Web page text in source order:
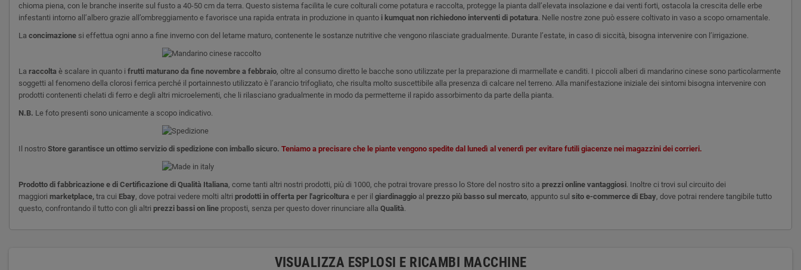
chioma piena, con le branche inserite sul fusto a 40-50 cm da terra. Questo sistema facilita le cure colturali come potatura e raccolta, protegge la pianta dall’elevata insolazione e dai venti forti, ostacola la crescita delle erbe
infestanti intorno all’albero grazie all’ombreggiamento e favorisce una rapida entrata in produzione in quanto i kumquat non richiedono interventi di potatura . Nelle nostre zone può essere coltivato in vaso a scopo ornamentale.
La concimazione si effettua ogni anno a fine inverno con del letame maturo, contenente le sostanze nutritive che vengono rilasciate gradualmente. Durante l’estate, in caso di siccità, bisogna intervenire con l’irrigazione.
La raccolta è scalare in quanto i frutti maturano da fine novembre a febbraio, oltre al consumo diretto le bacche sono utilizzate per la preparazione di marmellate e canditi. I piccoli alberi di mandarino cinese sono particolarmente
soggetti al fenomeno della clorosi ferrica perché il portainnesto utilizzato è l’arancio trifogliato, che risulta molto suscettibile alla presenza di calcare nel terreno. Alla manifestazione iniziale dei sintomi bisogna intervenire con
prodotti contenenti chelati di ferro e degli altri microelementi, che li rilasciano gradualmente in modo da permetterne il rapido assorbimento da parte della pianta.
N.B. Le foto presenti sono unicamente a scopo indicativo.
Il nostro Store garantisce un ottimo servizio di spedizione con imballo sicuro. Teniamo a precisare che le piante vengono spedite dal lunedì al venerdì per evitare futili giacenze nei magazzini dei corrieri.
Prodotto di fabbricazione e di Certificazione di Qualità Italiana, come tanti altri nostri prodotti, più di 1000, che potrai trovare presso lo Store del nostro sito a prezzi online vantaggiosi . Inoltre ci trovi sul circuito dei
maggiori marketplace, tra cui Ebay, dove potrai vedere molti altri prodotti in offerta per l'agricoltura e per il giardinaggio al prezzo più basso sul mercato, appunto sul sito e-commerce di Ebay, dove potrai rendere tangibile tutto
questo, confrontando il tutto con gli altri prezzi bassi on line proposti, senza per questo dover rinunciare alla Qualità
VISUALIZZA ESPLOSI E RICAMBI MACCHINE